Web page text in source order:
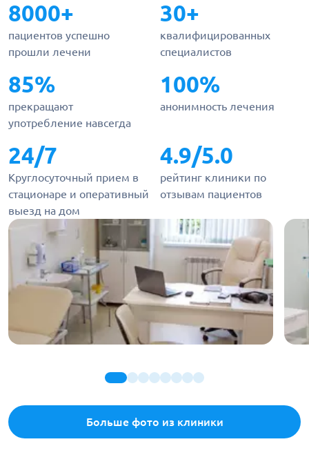
8000+
пациентов успешно
прошли лечени
30+
квалифицированных
специалистов
85%
прекращают
употребление навсегда
100%
анонимность лечения
24/7
Круглосуточный прием в
стационаре и оперативный
выезд на дом
4.9/5.0
рейтинг клиники по
отзывам пациентов
Больше фото из клиники